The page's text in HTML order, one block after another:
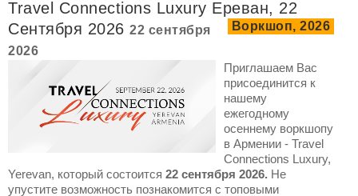
Travel Connections Luxury Ереван, 22
Сентября 2026
Воркшоп, 2026
22 сентября
2026
Приглашаем Вас
присоединится к
нашему
ежегодному
осеннему воркшопу
в Армении - Travel
Connections Luxury,
Yerevan, который состоится 22 сентября 2026. Не
упустите возможность познакомится с топовыми